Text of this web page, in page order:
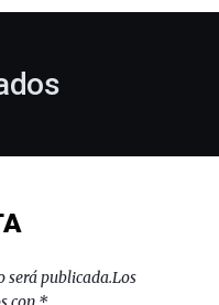
será publicada.Los